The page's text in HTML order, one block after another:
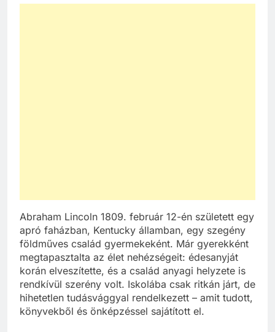
Abraham Lincoln 1809. február 12-én született egy
apró faházban, Kentucky államban, egy szegény
földműves család gyermekeként. Már gyerekként
megtapasztalta az élet nehézségeit: édesanyját
korán elveszítette, és a család anyagi helyzete is
rendkívül szerény volt. Iskolába csak ritkán járt, de
hihetetlen tudásvággyal rendelkezett – amit tudott,
könyvekből és önképzéssel sajátított el.